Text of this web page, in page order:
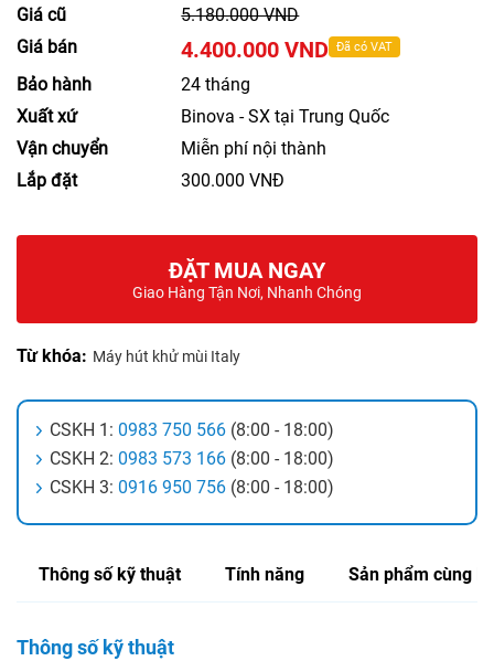
Giá cũ
5.180.000 VND
Giá bán
4.400.000 VND Đã có VAT
Bảo hành
24 tháng
Xuất xứ
Binova - SX tại Trung Quốc
Vận chuyển
Miễn phí nội thành
Lắp đặt
300.000 VNĐ
ĐẶT MUA NGAY
Giao Hàng Tận Nơi, Nhanh Chóng
Từ khóa: Máy hút khử mùi Italy
CSKH 1: 0983 750 566 (8:00 - 18:00)
CSKH 2: 0983 573 166 (8:00 - 18:00)
CSKH 3: 0916 950 756 (8:00 - 18:00)
Thông số kỹ thuật Tính năng Sản phẩm cùng
Thông số kỹ thuật